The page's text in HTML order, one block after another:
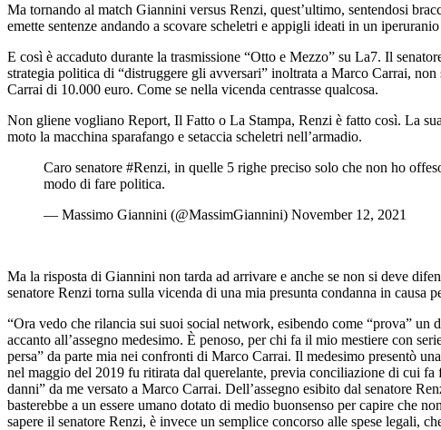
Ma tornando al match Giannini versus Renzi, quest’ultimo, sentendosi
emette sentenze andando a scovare scheletri e appigli ideati in un
E così è accaduto durante la trasmissione “Otto e Mezzo” su La7. Il
strategia politica di “distruggere gli avversari” inoltrata a Marco Carrai,
Carrai di 10.000 euro. Come se nella vicenda centrasse qualcosa.
Non gliene vogliano Report, Il Fatto o La Stampa, Renzi è fatto così. La
moto la macchina sparafango e setaccia scheletri nell’armadio.
Caro senatore #Renzi, in quelle 5 righe preciso solo che non ho
modo di fare politica.
— Massimo Giannini (@MassimGiannini) November 12, 2021
Ma la risposta di Giannini non tarda ad arrivare e anche se non si deve
senatore Renzi torna sulla vicenda di una mia presunta condanna in
“Ora vedo che rilancia sui suoi social network, esibendo come “prova” un
accanto all’assegno medesimo. È penoso, per chi fa il mio mestiere con
persa” da parte mia nei confronti di Marco Carrai. Il medesimo presentò
nel maggio del 2019 fu ritirata dal querelante, previa conciliazione di cui
danni” da me versato a Marco Carrai. Dell’assegno esibito dal senatore
basterebbe a un essere umano dotato di medio buonsenso per capire che
sapere il senatore Renzi, è invece un semplice concorso alle spese legali,